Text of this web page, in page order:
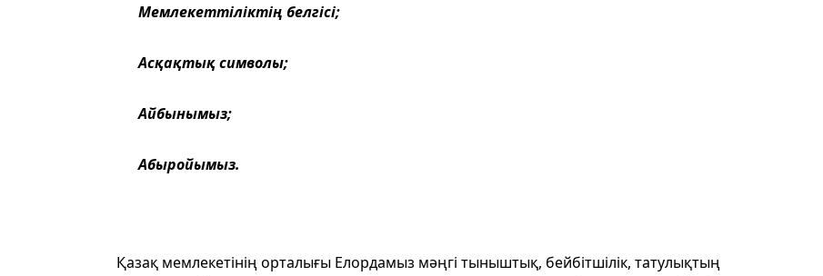
Мемлекеттіліктің белгісі;
Асқақтық символы;
Айбынымыз;
Абыройымыз.
Қазақ мемлекетінің орталығы Елордамыз мәңгі тыныштық, бейбітшілік, татулықтың